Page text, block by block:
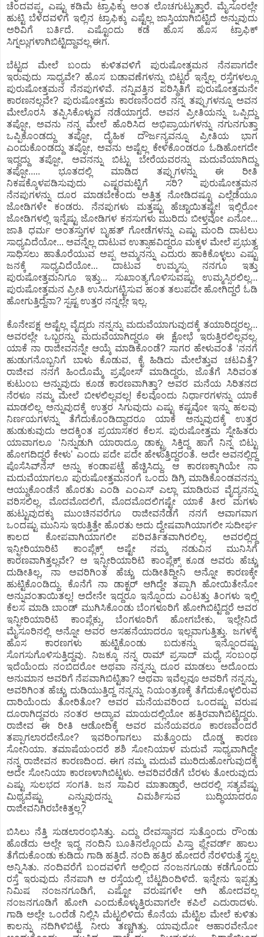
ಚೆಂದವಪ್ಪ, ಎಷ್ಟು ಕಡಿಮೆ ಟ್ರಾಫಿಕ್ಕು ಅಂತ ಲೊಚಗುಟ್ಟುತ್ತಾರೆ. ಮೈಸೂರಲ್ಲೇ
ಹುಟ್ಟಿ ಬೆಳೆದವಳಿಗೆ ಇಲ್ಲಿನ ಟ್ರಾಫಿಕ್ಕು ಎಷ್ಟೆಲ್ಲ ಜಾಸ್ತಿಯಾಗಿಬಿಟ್ಟಿದೆ ಅನ್ನುವುದು
ಅರಿವಿಗೆ ಬರ್ತಿದೆ. ಎಷ್ಟೊಂದು ಕಡೆ ಹೊಸ ಹೊಸ ಟ್ರಾಫಿಕ್‌
ಸಿಗ್ನಲ್ಲುಗಳಾಗಿಬಿಟ್ಟಿದ್ದಾವಲ್ಲ ಈಗ.
ಬೆಟ್ಟದ ಮೇಲೆ ಬಂದು ಕುಳಿತವಳಿಗೆ ಪುರುಷೋತ್ತಮನ ನೆನಪಾಗದೇ
ಇರುವುದು ಸಾಧ್ಯವೇ? ಹೊಸ ಬಡಾವಣೆಗಳನ್ನು ಬಿಟ್ಟರೆ ಇನ್ನೆಲ್ಲ ರಸ್ತೆಗಳಲ್ಲೂ
ಪುರುಷೋತ್ತಮನ ನೆನಪುಗಳಿವೆ. ನನ್ನಿವತ್ತಿನ ಪರಿಸ್ಥಿತಿಗೆ ಪುರುಷೋತ್ತಮನೇ
ಕಾರಣನಲ್ಲವೇ? ಪುರುಷೋತ್ತಮ ಕಾರಣನೆಂದರೆ ನನ್ನ ತಪ್ಪುಗಳನ್ನೂ ಅವನ
ಮೇಲೊರಸಿ ತಪ್ಪಿಸಿಕೊಳ್ಳುವ ನಡೆಯಾಗ್ತದೆ. ಅವನ ಪ್ರೀತಿಯನ್ನು ಒಪ್ಪಿದ್ದು
ತಪ್ಪೋ, ಅವನು ನನ್ನ ಮೇಲೆ ಹೊರಿಸಿದ ಅಭಿಪ್ರಾಯಗಳನ್ನು ನಗುನಗುತ್ತಾ
ಒಪ್ಪಿಕೊಂಡದ್ದು ತಪ್ಪೋ, ದೈಹಿಕ ದೌರ್ಜನ್ಯವನ್ನೂ ಪ್ರೀತಿಯ ಭಾಗ
ಎಂದುಕೊಂಡದ್ದು ತಪ್ಪೋ, ಅವನು ಅಷ್ಟೆಲ್ಲ ಕೇಳಿಕೊಂಡರೂ ಓಡಿಹೋಗದೇ
ಇದ್ದದ್ದು ತಪ್ಪೋ, ಅವನನ್ನು ಬಿಟ್ಟು ಬೇರೆಯವರನ್ನು ಮದುವೆಯಾಗಿದ್ದು
ತಪ್ಪೋ..... ಭೂತದಲ್ಲಿ ಮಾಡಿದ ತಪ್ಪುಗಳನ್ನು ಈ ರೀತಿ
ನಿಕಷಕ್ಕೊಳಪಡಿಸುವುದು ಎಷ್ಟರಮಟ್ಟಿಗೆ ಸರಿ? ಪುರುಷೋತ್ತಮನ
ನೆನಪುಗಳನ್ನು ದೂರ ಮಾಡಬೇಕೆಂದು ಅತ್ತಿತ್ತ ನೋಡಿದಷ್ಟೂ ಎಲ್ಲೆಡೆಯೂ
ಜೋಡಿಗಳೇ ಕಂಡರು. ನೆನಪುಗಳು ಮತ್ತಷ್ಟು ಹೆಚ್ಚಾಯಿತಷ್ಟೇ! ಇಲ್ಲಿರೋ
ಜೋಡಿಗಳಲ್ಲಿ ಇನ್ನೆಷ್ಟು ಜೋಡಿಗಳ ಕನಸುಗಳು ಮುರಿದು ಬೀಳ್ತವೋ ಏನೋ...
ಜಾತಿ ಧರ್ಮ ಅಂತಸ್ತುಗಳ ಬೃಹತ್‌ ಗೋಡೆಗಳನ್ನು ಎಷ್ಟು ಮಂದಿ ದಾಟಲು
ಸಾಧ್ಯವಿದೆಯೋ... ಅವನ್ನೆಲ್ಲ ದಾಟುವ ಉತ್ಸಾಹವಿದ್ದರೂ ಮಕ್ಕಳ ಮೇಲೆ ಪ್ರಭುತ್ವ
ಸಾಧಿಸಲು ಹಾತೊರೆಯುವ ಅಪ್ಪ ಅಮ್ಮನನ್ನು ಎದುರು ಹಾಕಿಕೊಳ್ಳಲು ಎಷ್ಟು
ಜನಕ್ಕೆ ಸಾಧ್ಯವಿದೆಯೋ... ದಾಟುವ ಉಮ್ಮಸ್ಸು ನನಗೂ ಇತ್ತು
ಪುರುಷೋತ್ತಮನಿಗೂ ಇತ್ತು... ಸುಖಾಂತ್ಯಗೊಳಿಸುವಷ್ಟು ಉಮ್ಮಸ್ಸಿರಲಿಲ್ಲ...
ಪುರುಷೋತ್ತಮನ ಪ್ರೀತಿ ಉಸಿರುಗಟ್ಟಿಸುವ ಹಂತ ತಲುಪದೇ ಹೋಗಿದ್ದರೆ ಓಡಿ
ಹೋಗುತ್ತಿದ್ದೆನಾ? ಸ್ಪಷ್ಟ ಉತ್ತರ ನನ್ನಲ್ಲೇ ಇಲ್ಲ.
ಕೊನೇಪಕ್ಷ ಅಷ್ಟೆಲ್ಲ ವೈದ್ಯರು ನನ್ನನ್ನು ಮದುವೆಯಾಗುವುದಕ್ಕೆ ತಯಾರಿದ್ದರಲ್ಲ...
ಅವರಲ್ಲೇ ಒಬ್ಬರನ್ನು ಮದುವೆಯಾಗಿದ್ದರೂ ಈ ಕ್ಷೋಭೆ ಇರುತ್ತಿರಲಿಲ್ಲವಲ್ಲ.
ಯಾಕೆ ನಾ ರಾಜೀವನನ್ನೇ ಆಯ್ಕೆ ಮಾಡಿಕೊಂಡೆ? ಸಾಗರ ಹೇಳುವಂತೆ ʻನನಗೆ
ಹುಡುಗನೊಬ್ಬನಿಗೆ ಬಾಳು ಕೊಡುವ, ಕೈ ಹಿಡಿದು ಮೇಲೆತ್ತುವ ಚಟವಿತ್ತೆ?
ರಾಜೀವ ನನಗೆ ಹಿಂದೊಮ್ಮೆ ಪ್ರಪೋಸ್‌ ಮಾಡಿದ್ದರು, ಜೊತೆಗೆ ಸಿರಿವಂತ
ಕುಟುಂಬ ಅನ್ನುವುದು ಕೂಡ ಕಾರಣವಾಗಿತ್ತಾ? ಅವರ ಮನೆಯ ಸಿರಿತನದ
ನೆರಳೂ ನಮ್ಮ ಮೇಲೆ ಬೀಳಲಿಲ್ಲವಲ್ಲ! ಕೆಲವೊಂದು ನಿರ್ಧಾರಗಳನ್ನು ಯಾಕೆ
ಮಾಡಲಿಲ್ಲ ಅನ್ನುವುದಕ್ಕೆ ಉತ್ತರ ಸಿಗುವುದು ಎಷ್ಟು ಕಷ್ಟವೋ ಇನ್ನು ಹಲವು
ನಿರ್ಣಯಗಳನ್ನು ತೆಗೆದುಕೊಂಡಿದ್ದಾದರೂ ಯಾಕೆ ಅನ್ನುವುದಕ್ಕೆ ಉತ್ತರ
ಹುಡುಕುವುದು ಅದಕ್ಕಿಂತ ಪ್ರಯಾಸಕರ ಕೆಲಸ. ಪುರುಷೋತ್ತಮ ಸ್ನೇಹಿತರು
ಯಾವಾಗಲೂ ʻನಿನ್ನುಡುಗಿ ಯಾರಾದ್ರೂ ಡಾಕ್ಟ್ರು ಸಿಕ್ತಿದ್ದ ಹಾಗೆ ನಿನ್ನ ಬಿಟ್ಟು
ಹೋಗದಿದ್ದರೆ ಕೇಳುʼ ಎಂದು ಪದೇ ಪದೇ ಹೇಳುತ್ತಿದ್ದರಂತೆ. ಅದೇ ಅವನಲ್ಲಿದ್ದ
ಪೊಸೆಸಿವ್‌ನೆಸ್‌ ಅನ್ನು ಕಂಡಾಪಟ್ಟೆ ಹೆಚ್ಚಿಸಿದ್ದು. ಆ ಕಾರಣಕ್ಕಾಗಿಯೇ ನಾ
ಮದುವೆಯಾಗಲೂ ಪುರುಷೋತ್ತಮನಂಗೆ ಒಂದು ಡಿಗ್ರಿ ಮಾಡಿಕೊಂಡವನನ್ನು
ಆಯ್ದುಕೊಂಡೆನೆ ಹೊರತು ಎಂಡಿ ಎಂಎಸ್‌ ಎಲ್ಲಾ ಮಾಡಿರುವ ವೈದ್ಯನನ್ನು
ವರಿಸಲಿಲ್ಲ. ಮೊದಮೊದಲಿಗೆ, ಮೊದಮೊದಲಿಗಷ್ಟೇ ಯಾಕೆ ತೀರ ಮಗಳು
ಹುಟ್ಟುವುದಕ್ಕು ಮುಂಚಿನವರೆಗೂ ರಾಜೀವನೆಡೆಗೆ ನನಗೆ ಆವಾಗವಾಗ
ಒಂದಷ್ಟು ಮುನಿಸು ಇರುತ್ತಿತ್ತೇ ಹೊರತು ಅದು ದ್ವೇಷವಾಗಿಯಾಗಲೀ ಸುದೀರ್ಘ
ಕಾಲದ ಕೋಪವಾಗಿಯಾಗಲೀ ಪರಿವರ್ತಿತವಾಗಿರಲಿಲ್ಲ. ಅವರಲ್ಲಿದ್ದ
ಇನ್ಫೀರಿಯಾರಿಟಿ ಕಾಂಪ್ಲೆಕ್ಸ್ ಅಷ್ಟೇ ನಮ್ಮ ನಡುವಿನ ಮುನಿಸಿಗೆ
ಕಾರಣವಾಗಿತ್ತಲ್ಲವೇ? ಆ ಇನ್ಫೀರಿಯಾರಿಟಿ ಕಾಂಪ್ಲೆಕ್ಸ್ ಕೂಡ ಅವರು ಹೆಚ್ಚು
ದುಡೀತಿಲ್ಲ, ನಾ ಅವರಿಗಿಂತ ಹೆಚ್ಚು ದುಡೀತಿದ್ದೀನಿ ಅನ್ನೋ ಕಾರಣಕ್ಕೇ
ಹುಟ್ಟಿಕೊಂಡಿದ್ದು. ಕೊನೆಗೆ ನಾ ಡಾಕ್ಟರ್ ಆಗಿದ್ದೇ ತಪ್ಪಾಗಿ ಹೋಯಿತೇನೋ
ಅನ್ನುವಂತಾಯಿತಲ್ಲ! ಅದೇನೇ ಇದ್ದರೂ ಇನ್ನೊಂದು ಎಂಟತ್ತು ತಿಂಗಳು ಇಲ್ಲಿ
ಕೆಲಸ ಮಾಡಿ ಬಾಂಡ್ ಮುಗಿಸಿಕೊಂಡು ಬೆಂಗಳೂರಿಗೆ ಹೋಗಿಬಿಟ್ಟಿದ್ದರೆ ಅವರ
ಇನ್ಫೀರಿಯಾರಿಟಿ ಕಾಂಪ್ಲೆಕ್ಸು, ಬೆಂಗಳೂರಿಗೆ ಹೋಗಬೇಕು, ಇಲ್ಲೇನಿದೆ
ಮೈಸೂರಿನಲ್ಲಿ ಅನ್ನೋ ಅವರ ಅಸಹನೆಯಾದರೂ ಇಲ್ಲವಾಗುತ್ತಿತ್ತು. ಜಗಳಕ್ಕೆ
ಹೊಸ ಕಾರಣಗಳು ಹುಟ್ಟಿಕೊಂಡು ಬದುಕನ್ನು ಇನ್ನೊಂದಷ್ಟು
ಸೊಗಸುಗೊಳಿಸುತ್ತಿದ್ದವು. ನಿಜಕ್ಕೂ ನನ್ನ ರಾಮ್ ಪ್ರಸಾದ್ ಮಧ್ಯೆ ಸಂಬಂಧ
ಇದೆಯೆಂದು ನಂಬಿದರೋ ಅಥವಾ ನನ್ನನ್ನು ದೂರ ಮಾಡಲು ಅದೊಂದು
ಅನುಮಾನ ಅವರಿಗೆ ನೆಪವಾಗಿಬಿಟ್ಟಿತಾ? ಅಥವಾ ಇವೆಲ್ಲವೂ ಅವರಿಗೆ ನನ್ನನ್ನು,
ಅವರಿಗಿಂತ ಹೆಚ್ಚು ದುಡಿಯುತ್ತಿದ್ದ ನನ್ನನ್ನು ನಿಯಂತ್ರಣಕ್ಕೆ ತೆಗೆದುಕೊಳ್ಳಲಿರುವ
ದಾರಿಯೆಂದು ತೋರಿತೋ? ಅವರ ಮನೆಯವರಿಂದ ಒಂದಷ್ಟು ವರುಷ
ದೂರಾಗಿದ್ದವರು ನಂತರ ಅದ್ಯಾವ ಮಾಯದಲ್ಲಿಯೋ ಹತ್ತಿರವಾಗಿಬಿಟ್ಟಿದ್ದರು.
ರಾಜೀವ ಈ ರೀತಿ ಆಡೋದಿಕ್ಕೆ ಅವರ ಮನೆಯವರೂ ಕಾರಣವೆಂದರೆ
ತಪ್ಪಾಗಲಾರದೇನೋ? ಇವರಿಂಗಾಗಲು ಮತ್ತೊಂದು ದೊಡ್ಡ ಕಾರಣ
ಸೋನಿಯಾ. ತಮಾಷೆಯಂದರೆ ಶಶಿ ಸೋನಿಯಾಳ ಮದುವೆ ಸಾಧ್ಯವಾಗಿದ್ದೇ
ನನ್ನ ರಾಜೀವನ ಕಾರಣದಿಂದ. ಈಗ ನಮ್ಮ ಮದುವೆ ಮುರಿದುಹೋಗುವುದಕ್ಕೆ
ಅದೇ ಸೋನಿಯಾ ಕಾರಣಳಾಗಿಬಿಟ್ಟಳು. ಅವರಿವರೆಡೆಗೆ ಬೆರಳು ತೋರುವುದು
ಎಷ್ಟು ಸುಲಭದ ಸಂಗತಿ. ಜನ ಸಾವಿರ ಮಾತಾಡ್ತಾರೆ, ಅದರಲ್ಲಿ ಸತ್ಯವೆಷ್ಟು
ಮಿಥ್ಯವೆಷ್ಟು ಎನ್ನುವುದನ್ನು ವಿಮರ್ಶಿಸುವ ಬುದ್ಧಿಯಾದರೂ
ರಾಜೀವನಿಗಿರಬೇಕಿತ್ತಲ್ಲ?
ಬಿಸಿಲು ನೆತ್ತಿ ಸುಡಲಾರಂಭಿಸಿತ್ತು. ಎದ್ದು ದೇವಸ್ಥಾನದ ಸುತ್ತೊಂದು ರೌಂಡು
ಹೊಡೆದು ಅಲ್ಲೇ ಇದ್ದ ನಂದಿನಿ ಬೂತಿನಲ್ಲೊಂದು ಪಿಸ್ತಾ ಫ್ಲೇವರ್ಡ್ ಹಾಲು
ತೆಗೆದುಕೊಂಡು ಕುಡಿದು ಗಾಡಿ ಹತ್ತಿದೆ. ನಂದಿ ಹತ್ತಿರ ಹೋದರೆ ನೆರಳಿರುತ್ತೆ ಸ್ವಲ್ಪ
ಅನ್ನಿಸಿತು. ನಂದಿವರೆಗೆ ಬಂದವಳಿಗೆ ಅಲ್ಲಿಂದ ನಂಜನಗೂಡು ಕಡೆಗೊಂದು
ರಸ್ತೆ ಇರುವುದು ನೆನಪಾಗಿ ಆ ರಸ್ತೆಯಲ್ಲಿ ಬೆಟ್ಟದಿಂದಿಳಿದೆ. ಇನ್ನೇನು ಇಪ್ಪತ್ತು
ನಿಮಿಷ ನಂಜನಗೂಡಿಗೆ, ಎಷ್ಟೋ ವರುಷಗಳೇ ಆಗಿ ಹೋದವಲ್ಲ
ನಂಜನಗೂಡಿಗೆ ಹೋಗಿ ಎಂದುಕೊಳ್ಳುತ್ತಿರುವಾಗಲೇ ಕಪಿಲೆ ಎದುರಾದಳು.
ಗಾಡಿ ಅಲ್ಲೇ ಒಂದೆಡೆ ನಿಲ್ಲಿಸಿ ಮೆಟ್ಟಲಿಳಿದು ಕೊನೆಯ ಮೆಟ್ಟಿಲ ಮೇಲೆ ಕುಳಿತು
ಕಾಲನ್ನು ನದಿಗಿಳಿಬಿಟ್ಟೆ. ನೀರು ತಣ್ಣಗಿತ್ತು. ಯಾವುದೋ ಆಹಾರವೇನೋ